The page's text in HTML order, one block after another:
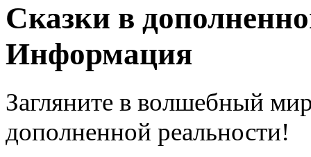
Сказки в
Информация
Загляните в волшебный
дополненной реальности!